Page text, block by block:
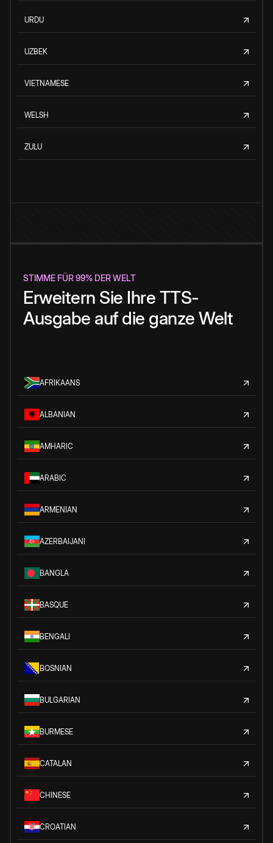
URDU
UZBEK
VIETNAMESE
WELSH
ZULU
STIMME FÜR 99% DER WELT
Erweitern Sie Ihre TTS-
Ausgabe auf die ganze Welt
AFRIKAANS
ALBANIAN
AMHARIC
ARABIC
ARMENIAN
AZERBAIJANI
BANGLA
BASQUE
BENGALI
BOSNIAN
BULGARIAN
BURMESE
CATALAN
CHINESE
CROATIAN